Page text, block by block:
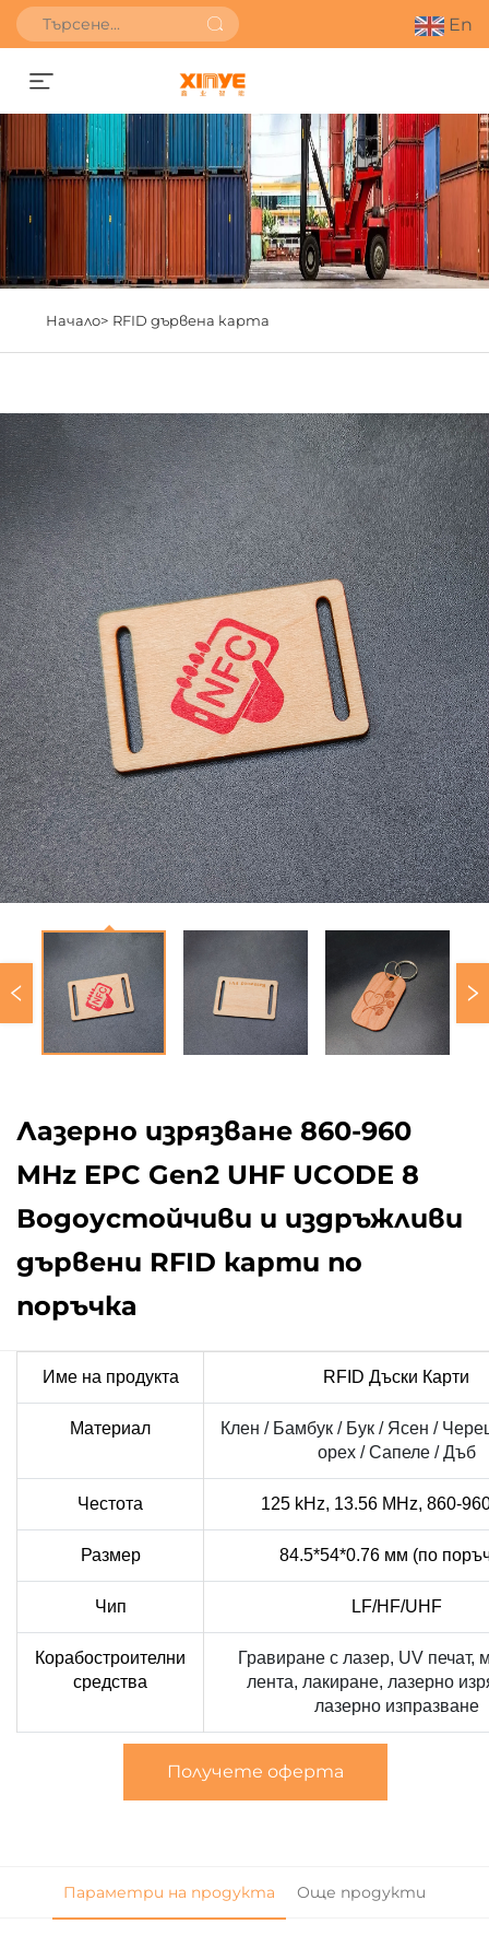
En
Получете оферта
Начало> RFID дървена карта
Лазерно изрязване 860-960
MHz EPC Gen2 UHF UCODE 8
Водоустойчиви и издръжливи
дървени RFID карти по
поръчка
Име на продукта RFID Дъски Карти
Материал
Клен / Бамбук / Бук / Ясен /
орех / Сапеле / Дъб
Честота 125 kHz, 13.56 MHz, 860-
Размер 84.5*54*0.76 мм (по
Чип LF/HF/UHF
Корабостроителни
средства
Гравиране с лазер, UV печат,
лента, лакиране, лазерно
лазерно изпразване
Получете оферта
Параметри на продукта Още продукти